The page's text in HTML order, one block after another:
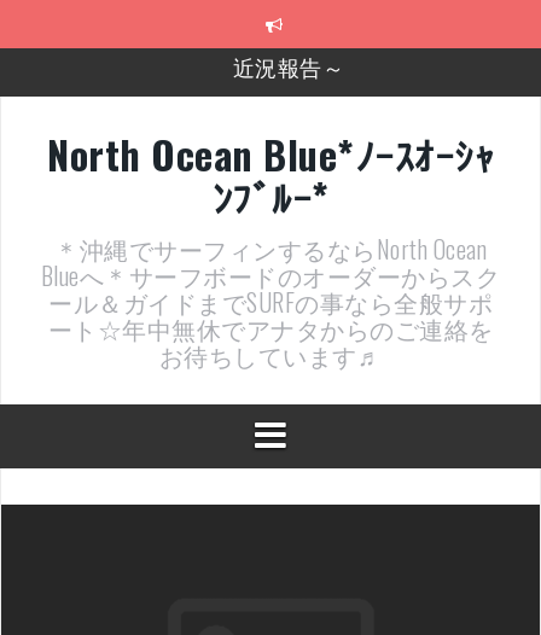
近況報告～
2026年明けました〜
近況報告ww
ヤッチマッターーーー！！！
支部長就任報告と支部予選・検定開催決定！
North Ocean Blue*ﾉｰｽｵｰｼｬ
ﾝﾌﾞﾙｰ*
＊沖縄でサーフィンするならNorth Ocean
Blueへ＊サーフボードのオーダーからスク
ール＆ガイドまでSURFの事なら全般サポ
ート☆年中無休でアナタからのご連絡を
お待ちしています♬